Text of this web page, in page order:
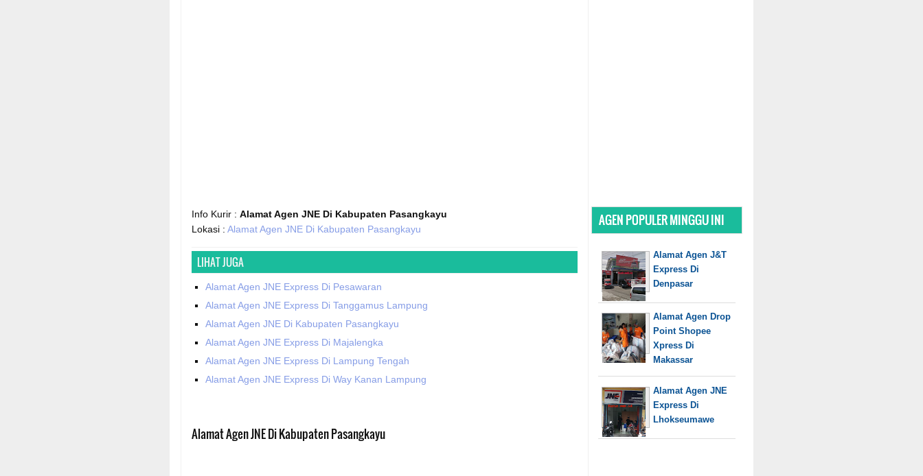
Info Kurir : Alamat Agen JNE Di Kabupaten Pasangkayu
Lokasi : Alamat Agen JNE Di Kabupaten Pasangkayu
LIHAT JUGA
Alamat Agen JNE Express Di Pesawaran
Alamat Agen JNE Express Di Tanggamus Lampung
Alamat Agen JNE Di Kabupaten Pasangkayu
Alamat Agen JNE Express Di Majalengka
Alamat Agen JNE Express Di Lampung Tengah
Alamat Agen JNE Express Di Way Kanan Lampung
Alamat Agen JNE Di Kabupaten Pasangkayu
AGEN POPULER MINGGU INI
Alamat Agen J&T
Express Di
Denpasar
Alamat Agen Drop
Point Shopee
Xpress Di
Makassar
Alamat Agen JNE
Express Di
Lhokseumawe